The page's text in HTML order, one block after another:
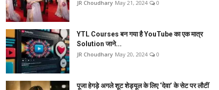
JR Choudhary May 21, 2024 0
YTL Courses बन गया है YouTube का एक मात्र
Solution जाने...
JR Choudhary May 20, 2024 0
पूजा हेगड़े अगले शूट शेड्यूल के लिए ‘देवा’ के सेट पर लौटीं